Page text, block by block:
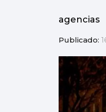
agencias
Publicado: